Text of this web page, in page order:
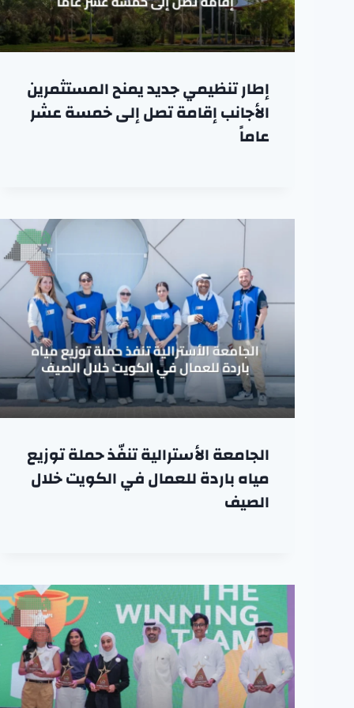
إطار تنظيمي جديد يمنح المستثمرين
الأجانب إقامة تصل إلى خمسة عشر
عاماً
الجامعة الأسترالية تنفّذ حملة توزيع
مياه باردة للعمال في الكويت خلال
الصيف